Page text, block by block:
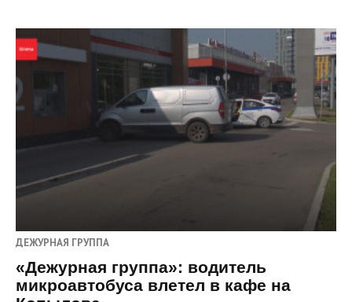
ДЕЖУРНАЯ ГРУППА
«Дежурная группа»: водитель
микроавтобуса влетел в кафе на